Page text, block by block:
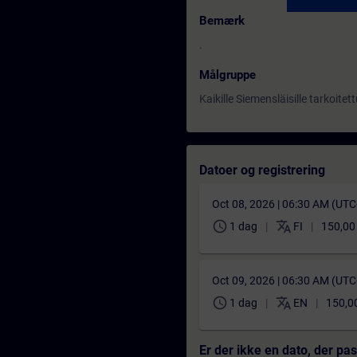
Bemærk
Målgruppe
Kaikille Siemensläisille
Datoer og registrering
Oct 08, 2026 | 06:30 AM
schedule 1 dag translate FI 150,00
Oct 09, 2026 | 06:30 AM
schedule 1 dag translate EN
Er der ikke en dato, der